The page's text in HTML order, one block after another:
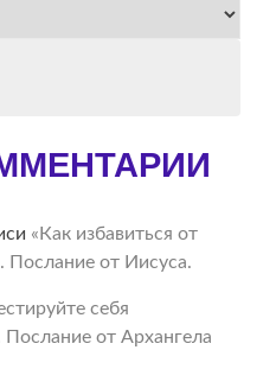
«Как избавиться от
Послание от Иисуса.
себя
от Архангела